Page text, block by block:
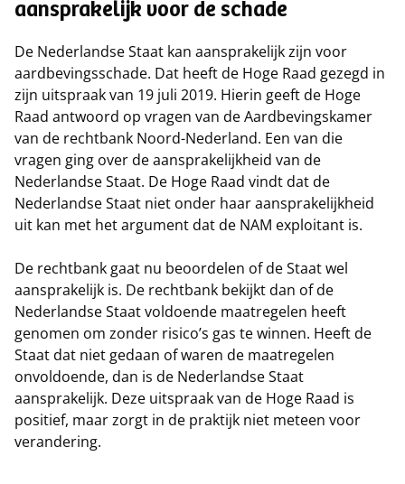
aansprakelijk voor de schade
De Nederlandse Staat kan aansprakelijk zijn voor
aardbevingsschade. Dat heeft de Hoge Raad gezegd in
zijn uitspraak van 19 juli 2019. Hierin geeft de Hoge
Raad antwoord op vragen van de Aardbevingskamer
van de rechtbank Noord-Nederland. Een van die
vragen ging over de aansprakelijkheid van de
Nederlandse Staat. De Hoge Raad vindt dat de
Nederlandse Staat niet onder haar aansprakelijkheid
uit kan met het argument dat de NAM exploitant is.
De rechtbank gaat nu beoordelen of de Staat wel
aansprakelijk is. De rechtbank bekijkt dan of de
Nederlandse Staat voldoende maatregelen heeft
genomen om zonder risico’s gas te winnen. Heeft de
Staat dat niet gedaan of waren de maatregelen
onvoldoende, dan is de Nederlandse Staat
aansprakelijk. Deze uitspraak van de Hoge Raad is
positief, maar zorgt in de praktijk niet meteen voor
verandering.